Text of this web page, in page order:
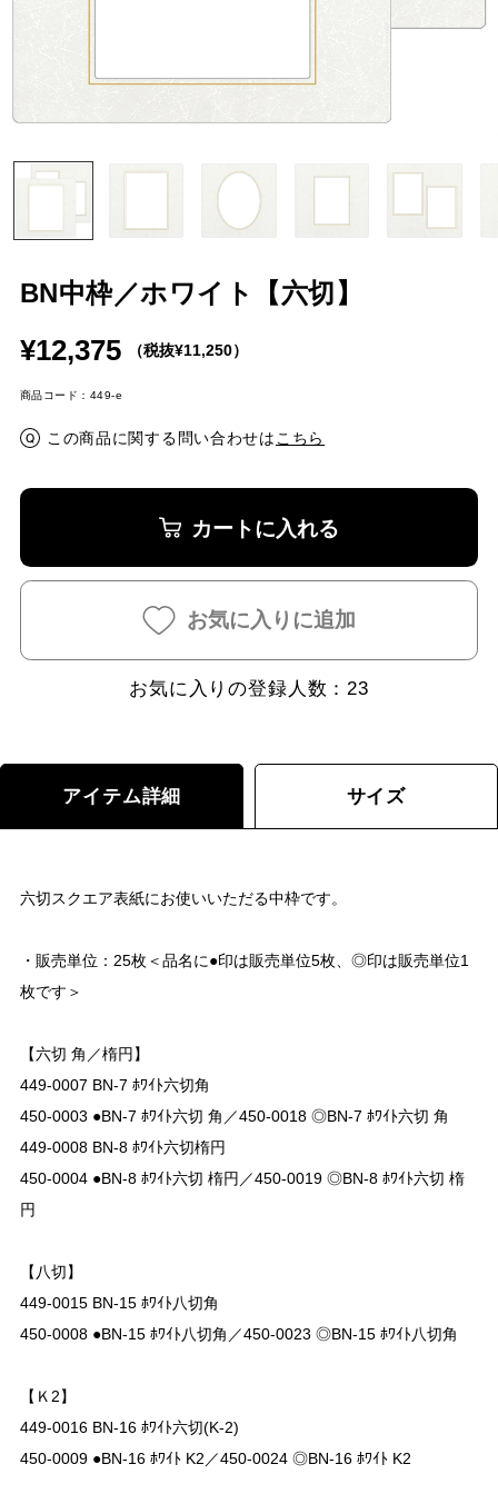
BN中枠／ホワイト【六切】
¥12,375 （税抜¥11,250）
商品コード：449-e
この商品に関する問い合わせは こちら
カートに入れる
お気に入りに追加
お気に入りの登録人数： 23
アイテム詳細 サイズ
六切スクエア表紙にお使いいただる中枠です。
・販売単位：25枚＜品名に●印は販売単位5枚、◎印は販売単位1
枚です＞
【六切 角／楕円】
449-0007 BN-7 ﾎﾜｲﾄ六切角
450-0003 ●BN-7 ﾎﾜｲﾄ六切 角／450-0018 ◎BN-7 ﾎﾜｲﾄ六切 角
449-0008 BN-8 ﾎﾜｲﾄ六切楕円
450-0004 ●BN-8 ﾎﾜｲﾄ六切 楕円／450-0019 ◎BN-8 ﾎﾜｲﾄ六切 楕
円
【八切】
449-0015 BN-15 ﾎﾜｲﾄ八切角
450-0008 ●BN-15 ﾎﾜｲﾄ八切角／450-0023 ◎BN-15 ﾎﾜｲﾄ八切角
【Ｋ2】
449-0016 BN-16 ﾎﾜｲﾄ六切(K-2)
450-0009 ●BN-16 ﾎﾜｲﾄ K2／450-0024 ◎BN-16 ﾎﾜｲﾄ K2